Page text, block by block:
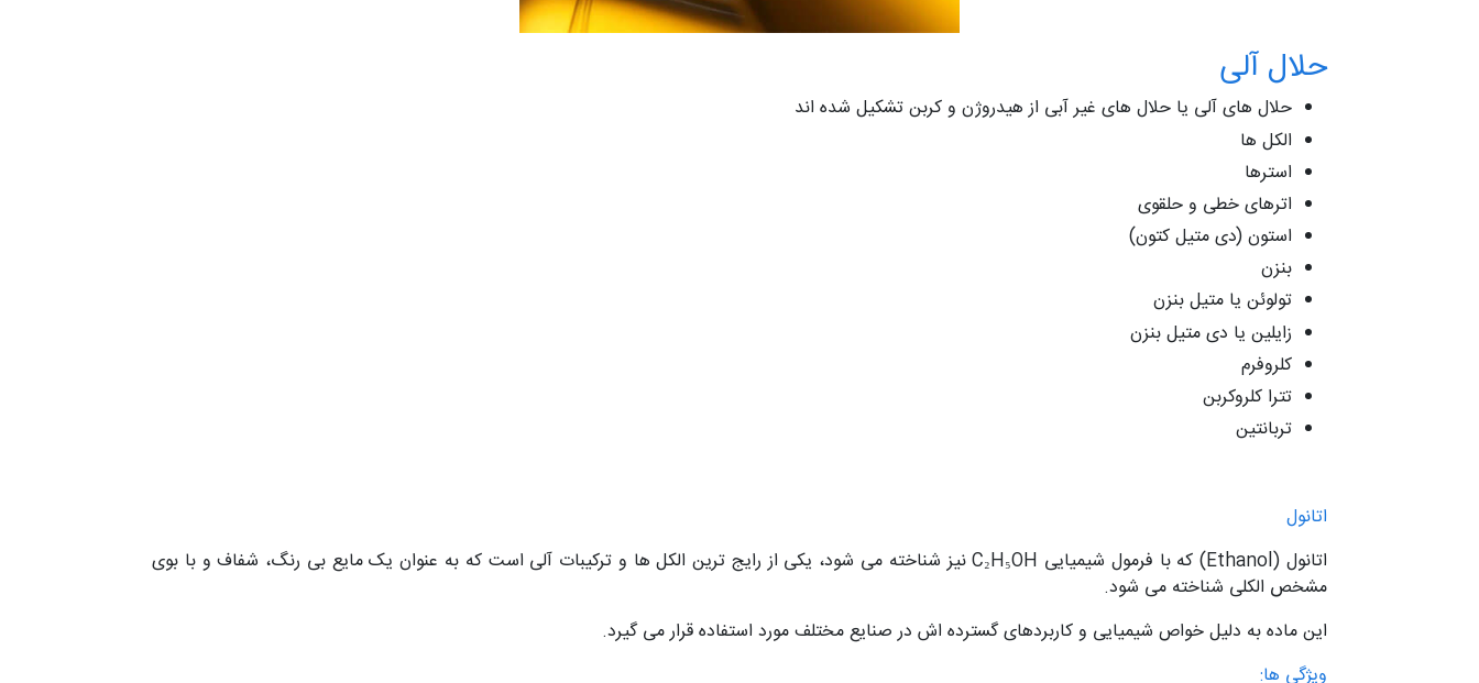
حلال آلی
حلال های آلی یا حلال های غیر آبی از هیدروژن و کربن تشکیل شده اند
الکل ها
استرها
اترهای خطی و حلقوی
استون (دی متیل کتون)
بنزن
تولوئن یا متیل بنزن
زایلین یا دی متیل بنزن
کلروفرم
تترا کلروکربن
تربانتین
اتانول
اتانول (Ethanol) که با فرمول شیمیایی C₂H₅OH نیز شناخته می شود، یکی از رایج ترین الکل ها و ترکیبات آلی است که به عنوان یک مایع بی رنگ، شفاف و با بوی
مشخص الکلی شناخته می شود.
این ماده به دلیل خواص شیمیایی و کاربردهای گسترده اش در صنایع مختلف مورد استفاده قرار می گیرد.
ویژگی ها: